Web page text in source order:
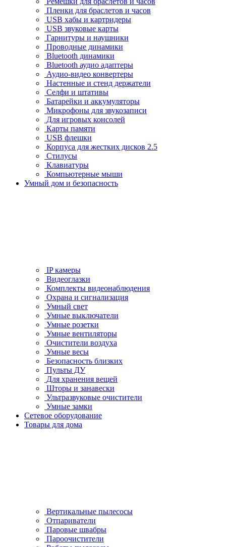
Пленки для браслетов и часов
USB хабы и картридеры
USB звуковые карты
Гарнитуры и наушники
Проводные динамики
Bluetooth динамики
Bluetooth аудио адаптеры
Аудио-видео конвертеры
Настенные и стенд держатели
Селфи и штативы
Батарейки и аккумуляторы
Микрофоны для звукозаписи
Для игровых консолей
Карты памяти
USB флешки
Корпуса для жестких дисков 2.5
Стилусы
Клавиатуры
Компьютерные мыши
Умный дом и безопасность
IP камеры
Видеоглазки
Комплекты видеонаблюдения
Охрана и сигнализация
Умный свет
Умные выключатели
Умные розетки
Умные вентиляторы
Очистители воздуха
Умные весы
Безопасность близких
Пульты ДУ
Для хранения вещей
Шторы и занавески
Ультразвуковые очистители
Умные замки
Сетевое оборудование
Товары для дома
Вертикальные пылесосы
Отпариватели
Паровые швабры
Пароочистители